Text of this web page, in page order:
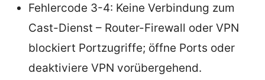
Fehlercode 3-4: Keine Verbindung zum
Cast-Dienst – Router-Firewall oder VPN
blockiert Portzugriffe; öffne Ports oder
deaktiviere VPN vorübergehend.